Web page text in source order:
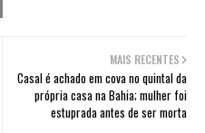
MAIS RECENTES
Casal é achado em cova no quintal da
própria casa na Bahia; mulher foi
estuprada antes de ser morta